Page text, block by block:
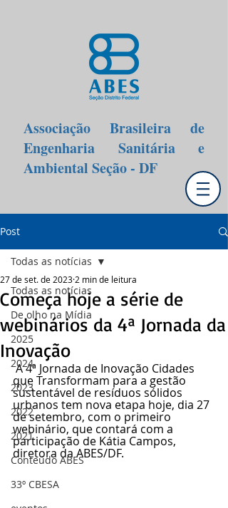
Associação Brasileira de
Engenharia Sanitária e
Ambiental Seção - DF
Post
Todas as notícias
De olho na Mídia
2025
2024
2023
2022
2021
Conteúdo ABES
33º CBESA
Todas as notícias
Começa hoje a série de
webinários da 4ª Jornada da
Inovação
27 de set. de 2023 2 min de leitura
A 4ª Jornada de Inovação Cidades
que Transformam para a gestão
sustentável de resíduos sólidos
urbanos tem nova etapa hoje, dia 27
de setembro, com o primeiro
webinário, que contará com a
participação de Kátia Campos,
diretora da ABES/DF.